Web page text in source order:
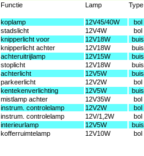
Functie Lamp Type
koplamp 12V45/40W bol
stadslicht 12V4W bol
knipperlicht voor 12V18W buis
knipperlicht achter 12V18W buis
achteruitrijlamp 12V15W buis
stoplicht 12V18W buis
achterlicht 12V5W buis
parkeerlicht 12V2W bol
kentekenverlichting 12V5W buis
mistlamp achter 12V35W bol
instrum. controlelamp 12V2W bol
instrum. controlelamp 12V/1,2W bol
interieurlamp 12V5W buis
kofferruimtelamp 12V10W bol